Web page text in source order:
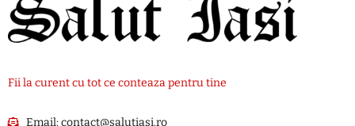
Fii la curent cu tot ce conteaza pentru tine
Email:contact@salutiasi.ro